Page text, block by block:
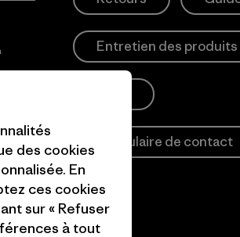
Entretien des produits
Formulaire de contact
des cookies
En
ces cookies
sur « Refuser
à tout